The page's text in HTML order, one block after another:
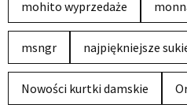
mohito wyprzedaże
msngr najpiękniejsze
Nowości kurtki damskie